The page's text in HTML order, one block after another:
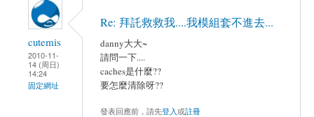
cutemis
2010-11-
14 (周日)
14:24
固定網址
Re: 拜託救救我....我模組套不進去...
danny大大~
請問一下....
caches是什麼??
要怎麼清除呀??
發表回應前，請先登入或註冊